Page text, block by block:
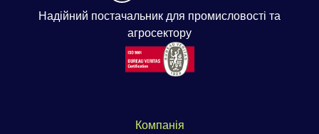
Надійний постачальник для промисловості та
агросектору
Компанія